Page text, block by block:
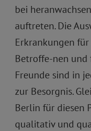
bei
auftreten. Die
Erkrankungen
Betroffe-nen und
Freunde sind in
zur Besorgnis.
Berlin für diesen
qualitativ und